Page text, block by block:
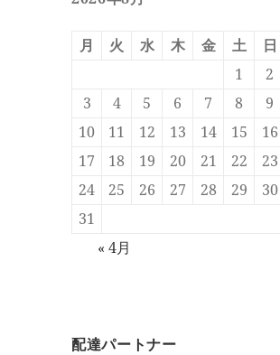
月 火 水 木 金 土
日
1
2
3
4 5 6 7 8
9
10
11 12 13 14 15
16
17
18 19 20 21 22
23
24
25 26 27 28 29
30
31
« 4月
配達パートナー